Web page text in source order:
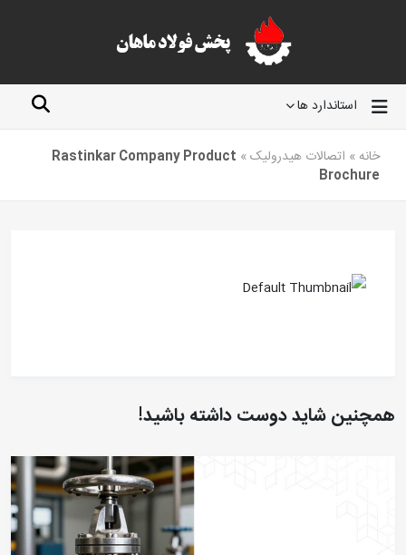
استاندارد ها
خانه » اتصالات هیدرولیک»
Rastinkar Company Product
Brochure
همچنین شاید دوست داشته باشید!